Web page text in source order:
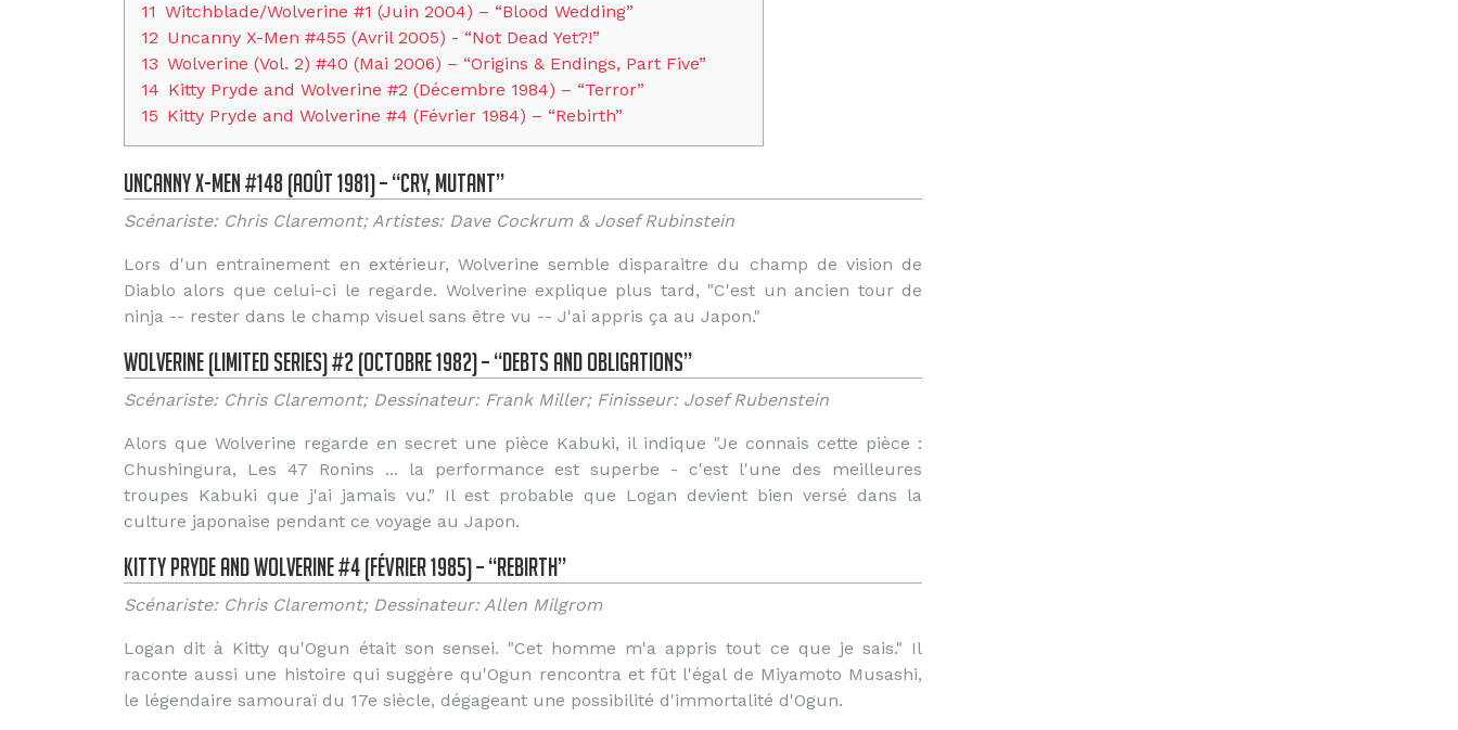
11 Witchblade/Wolverine #1 (Juin 2004) – “Blood Wedding”
12 Uncanny X-Men #455 (Avril 2005) - “Not Dead Yet?!”
13 Wolverine (Vol. 2) #40 (Mai 2006) – “Origins & Endings, Part Five”
14 Kitty Pryde and Wolverine #2 (Décembre 1984) – “Terror”
15 Kitty Pryde and Wolverine #4 (Février 1984) – “Rebirth”
Uncanny X-Men #148 (Août 1981) – “Cry, Mutant”
Scénariste: Chris Claremont; Artistes: Dave Cockrum & Josef Rubinstein
Lors d'un entrainement en extérieur, Wolverine semble disparaitre du champ de vision de
Diablo alors que celui-ci le regarde. Wolverine explique plus tard, "C'est un ancien tour de
ninja -- rester dans le champ visuel sans être vu -- J'ai appris ça au Japon."
Wolverine (Limited Series) #2 (Octobre 1982) – “Debts and Obligations”
Scénariste: Chris Claremont; Dessinateur: Frank Miller; Finisseur: Josef Rubenstein
Alors que Wolverine regarde en secret une pièce Kabuki, il indique "Je connais cette pièce :
Chushingura, Les 47 Ronins ... la performance est superbe - c'est l'une des meilleures
troupes Kabuki que j'ai jamais vu." Il est probable que Logan devient bien versé dans la
culture japonaise pendant ce voyage au Japon.
Kitty Pryde and Wolverine #4 (Février 1985) – “Rebirth”
Scénariste: Chris Claremont; Dessinateur: Allen Milgrom
Logan dit à Kitty qu'Ogun était son sensei. "Cet homme m'a appris tout ce que je sais." Il
raconte aussi une histoire qui suggère qu'Ogun rencontra et fût l'égal de Miyamoto Musashi,
le légendaire samouraï du 17e siècle, dégageant une possibilité d'immortalité d'Ogun.